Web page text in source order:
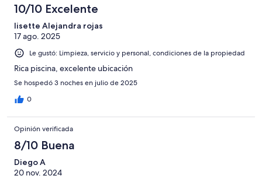
10/10 Excelente
lisette Alejandra rojas
17 ago. 2025
Le gustó: Limpieza, servicio y personal, condiciones de la propiedad
Rica piscina, excelente ubicación
Se hospedó 3 noches en julio de 2025
0
Opinión verificada
8/10 Buena
Diego A
20 nov. 2024